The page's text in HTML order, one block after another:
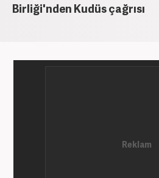
Birliği'nden Kudüs çağrısı